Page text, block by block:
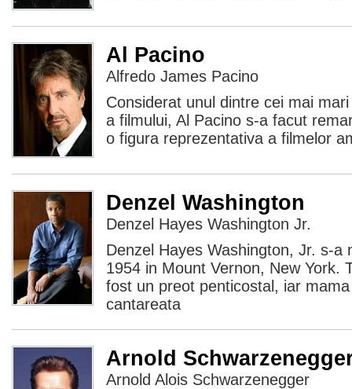
Al Pacino
Alfredo James Pacino
Considerat unul dintre cei mai
a filmului, Al Pacino s-a facut
o figura reprezentativa a filmelor
Denzel Washington
Denzel Hayes Washington Jr.
Denzel Hayes Washington, Jr. s-a
1954 in Mount Vernon, New York.
fost un preot penticostal, iar
cantareata
Arnold
Arnold Alois Schwarzenegger